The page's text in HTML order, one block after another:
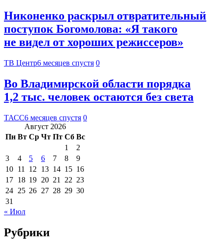
Никоненко раскрыл отвратительный
поступок Богомолова: «Я такого
не видел от хороших режиссеров»
ТВ Центр6 месяцев спустя 0
Во Владимирской области порядка
1,2 тыс. человек остаются без света
ТАСС6 месяцев спустя 0
Август 2026
Пн Вт Ср Чт Пт Сб Вс
1
2
3
4 5 6 7 8
9
10 11 12 13 14 15 16
17 18 19 20 21 22 23
24 25 26 27 28 29 30
31
« Июл
Рубрики